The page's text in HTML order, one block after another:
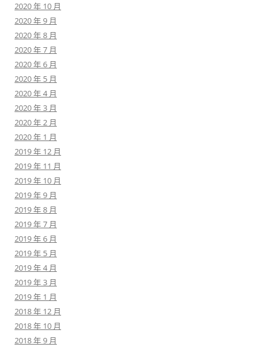
2020 年 10 月
2020 年 9 月
2020 年 8 月
2020 年 7 月
2020 年 6 月
2020 年 5 月
2020 年 4 月
2020 年 3 月
2020 年 2 月
2020 年 1 月
2019 年 12 月
2019 年 11 月
2019 年 10 月
2019 年 9 月
2019 年 8 月
2019 年 7 月
2019 年 6 月
2019 年 5 月
2019 年 4 月
2019 年 3 月
2019 年 1 月
2018 年 12 月
2018 年 10 月
2018 年 9 月